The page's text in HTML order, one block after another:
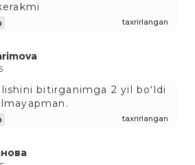
taxrirlangan
bitirganimga 2 yil boʻldi
taxrirlangan